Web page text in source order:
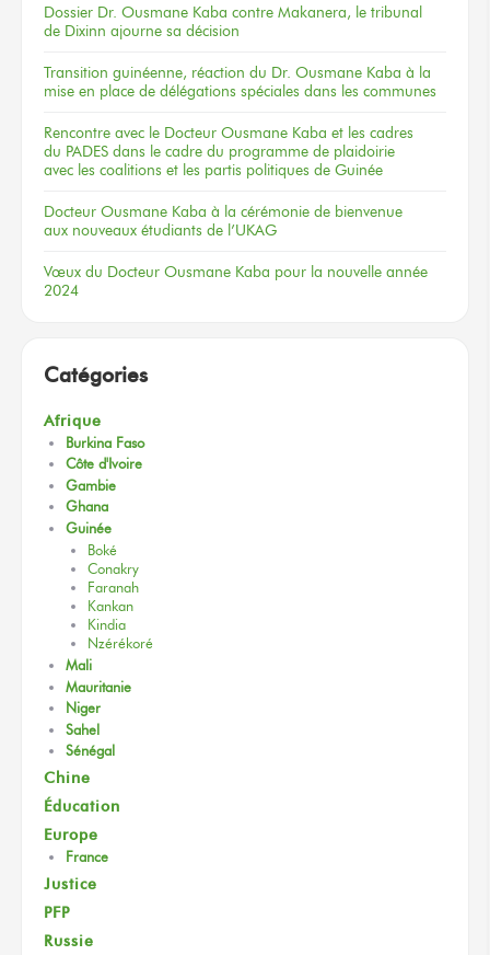
Dossier Dr. Ousmane Kaba contre Makanera, le tribunal
de Dixinn ajourne sa décision
Transition guinéenne, réaction du Dr. Ousmane Kaba à la
mise en place de délégations spéciales dans les communes
Rencontre avec le Docteur Ousmane Kaba et les cadres
du PADES dans le cadre du programme de plaidoirie
avec les coalitions et les partis politiques de Guinée
Docteur Ousmane Kaba à la cérémonie de bienvenue
aux nouveaux étudiants de l’UKAG
Vœux du Docteur Ousmane Kaba pour la nouvelle année
2024
Catégories
Afrique
Burkina Faso
Côte d'Ivoire
Gambie
Ghana
Guinée
Boké
Conakry
Faranah
Kankan
Kindia
Nzérékoré
Mali
Mauritanie
Niger
Sahel
Sénégal
Chine
Éducation
Europe
France
Justice
PFP
Russie